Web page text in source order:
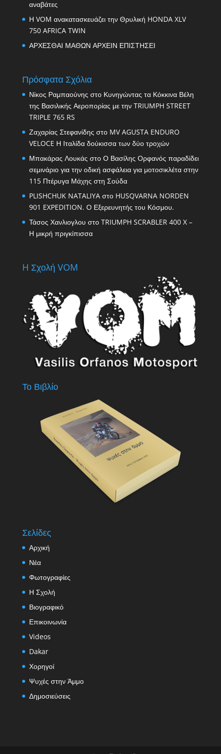
αναβάτες
Η VOM ανακατασκευάζει την Θρυλική HONDA XLV
750 AFRICA TWIN
ΑΡΧΕΣΘΑΙ ΜΑΘΩΝ ΑΡΧΕΙΝ ΕΠΙΣΤΗΣΕΙ
Πρόσφατα Σχόλια
Νίκος Ραμπαούνης στο Κυνηγώντας τα Κόκκινα Βέλη
της Βασιλικής Αεροπορίας με την TRIUMPH STREET
TRIPLE 765 RS
Ζαχαρίας Στεφανίδης στο MV AGUSTA ENDURO
VELOCE Η Ιταλίδα δούκισσα των δύο τροχών
Μπακάρας Λουκάς στο Ο Βασίλης Ορφανός παραδίδει
σεμινάριο για την οδική ασφάλεια για μοτοσικλέτα στην
115 Πτέρυγα Μάχης στη Σούδα
PLISHCHUK NATALIYAστο HUSQVARNA NORDEN
901 EXPEDITION. Ο Εξερευνητής του Κόσμου.
Τάσος Χανλιογλου στο TRIUMPH SCRABLER 400 X –
Η μικρή πριγκίπισσα
H Σχολή VOM
Το Βιβλίο
Σελίδες
Αρχική
Νέα
Φωτογραφίες
Η Σχολή
Βιογραφικό
Επικοινωνία
Videos
Dakar
Χορηγοί
Ψυχές στην Άμμο
Δημοσιεύσεις